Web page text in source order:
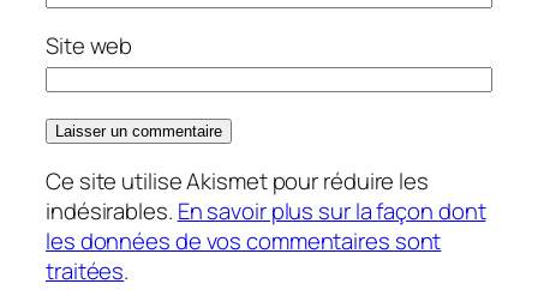
Site web
Ce site utilise Akismet pour réduire les
indésirables. En savoir plus sur la façon dont
les données de vos commentaires sont
traitées.